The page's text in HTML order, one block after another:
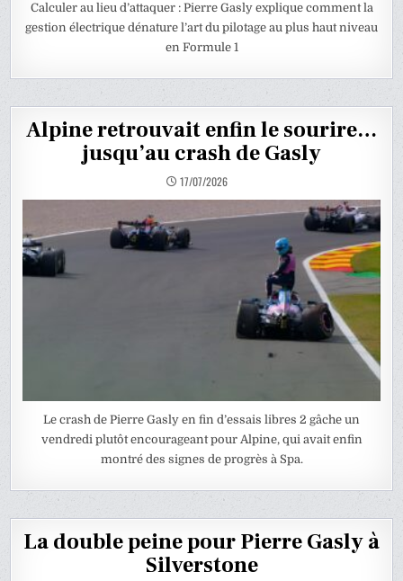
Calculer au lieu d’attaquer : Pierre Gasly explique comment la
gestion électrique dénature l’art du pilotage au plus haut niveau
en Formule 1
Alpine retrouvait enfin le sourire…
jusqu’au crash de Gasly
17/07/2026
Le crash de Pierre Gasly en fin d’essais libres 2 gâche un
vendredi plutôt encourageant pour Alpine, qui avait enfin
montré des signes de progrès à Spa.
La double peine pour Pierre Gasly à
Silverstone